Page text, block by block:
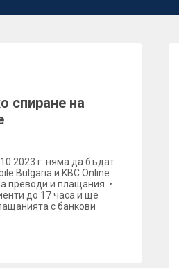
спиране на
г. няма да бъдат
Bulgaria и KBC Online
преводи и плащания. •
до 17 часа и ще
с банкови